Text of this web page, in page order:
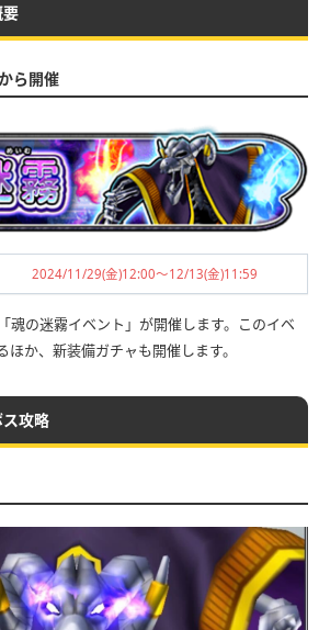
ら開催
2024/11/29(金)12:00〜12/13(金)11:59
魂の迷霧イベント」が開催します。このイベ
か、新装備ガチャも開催します。
攻略